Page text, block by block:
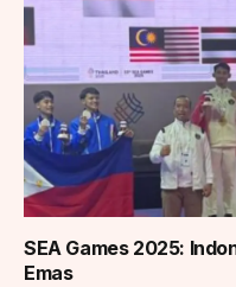
SEA Games 2025:
Emas